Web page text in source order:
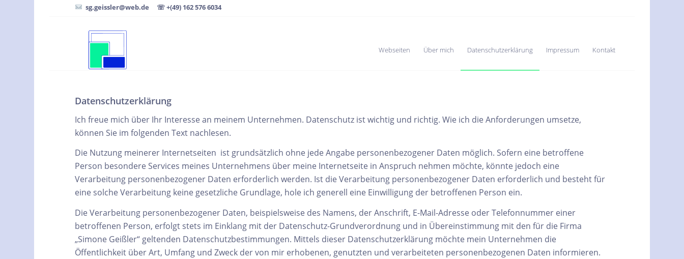
sg.geissler@web.de ☏ +(49) 162 576 6034
Webseiten Über mich Datenschutzerklärung Impressum Kontakt
Datenschutzerklärung
Ich freue mich über Ihr Interesse an meinem Unternehmen. Datenschutz ist wichtig und richtig. Wie ich die Anforderungen umsetze,
können Sie im folgenden Text nachlesen.
Die Nutzung meinerer Internetseiten ist grundsätzlich ohne jede Angabe personenbezogener Daten möglich. Sofern eine betroffene
Person besondere Services meines Unternehmens über meine Internetseite in Anspruch nehmen möchte, könnte jedoch eine
Verarbeitung personenbezogener Daten erforderlich werden. Ist die Verarbeitung personenbezogener Daten erforderlich und besteht für
eine solche Verarbeitung keine gesetzliche Grundlage, hole ich generell eine Einwilligung der betroffenen Person ein.
Die Verarbeitung personenbezogener Daten, beispielsweise des Namens, der Anschrift, E-Mail-Adresse oder Telefonnummer einer
betroffenen Person, erfolgt stets im Einklang mit der Datenschutz-Grundverordnung und in Übereinstimmung mit den für die Firma
„Simone Geißler“ geltenden Datenschutzbestimmungen. Mittels dieser Datenschutzerklärung möchte mein Unternehmen die
Öffentlichkeit über Art, Umfang und Zweck der von mir erhobenen, genutzten und verarbeiteten personenbezogenen Daten informieren.